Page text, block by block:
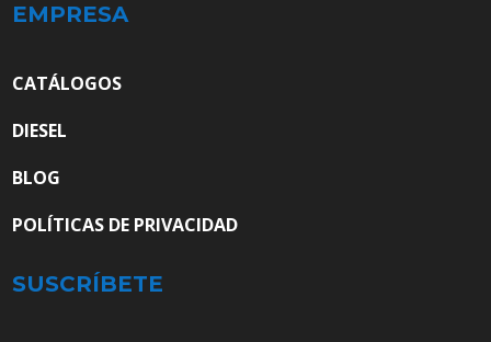
EMPRESA
CATÁLOGOS
DIESEL
BLOG
POLÍTICAS DE PRIVACIDAD
SUSCRÍBETE